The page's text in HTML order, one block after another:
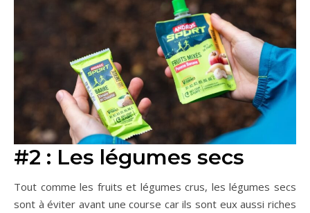
#2 : Les légumes secs
Tout comme les fruits et légumes crus, les légumes secs
sont à éviter avant une course car ils sont eux aussi riches